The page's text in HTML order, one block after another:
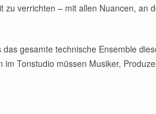
zu verrichten – mit allen Nuancen,
gesamte technische Ensemble
Tonstudio müssen Musiker,